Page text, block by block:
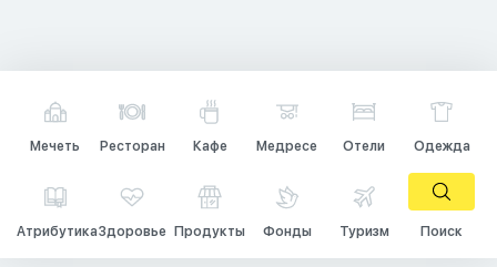
Мечеть Ресторан Кафе Медресе Отели Одежда
АтрибутикаЗдоровье Продукты Фонды Туризм Поиск